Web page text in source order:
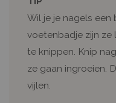
Wil je je nagels een
voetenbadje zijn ze
te knippen. Knip
ze gaan ingroeien.
vijlen.